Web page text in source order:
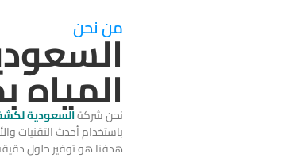
من نحن
المياه
نحن شركةالسعودية
باستخدام أحدث التقنيات
هدفنا هو توفير حلول